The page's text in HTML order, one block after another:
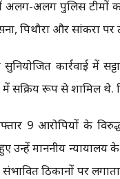
में अलग-अलग पुलिस
पिथौरा और सांकरा
कार्रवाई में
सक्रिय रूप से शामिल थे.
9 आरोपियों के
उन्हें माननीय
ठिकानों पर